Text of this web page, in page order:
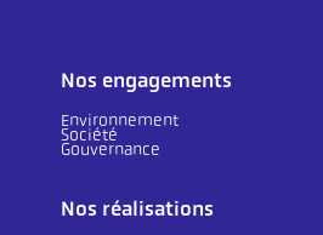
Nos engagements
Environnement
Société
Gouvernance
Nos réalisations